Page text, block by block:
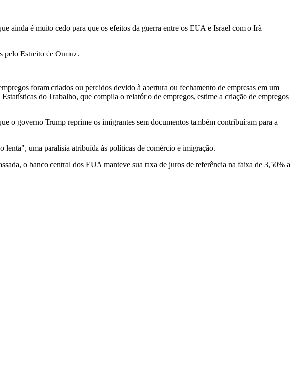
ainda é muito cedo para que os efeitos da guerra entre os EUA e Israel com o Irã
pelo Estreito de Ormuz.
foram criados ou perdidos devido à abertura ou fechamento de empresas em um
do Trabalho, que compila o relatório de empregos, estime a criação de empregos
o governo Trump reprime os imigrantes sem documentos também contribuíram para a
lenta", uma paralisia atribuída às políticas de comércio e imigração.
o banco central dos EUA manteve sua taxa de juros de referência na faixa de 3,50% a